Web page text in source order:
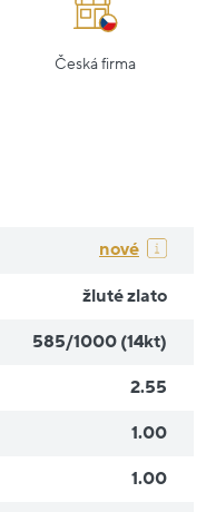
Česká firma
nové
žluté zlato
585/1000 (14kt)
2.55
1.00
1.00